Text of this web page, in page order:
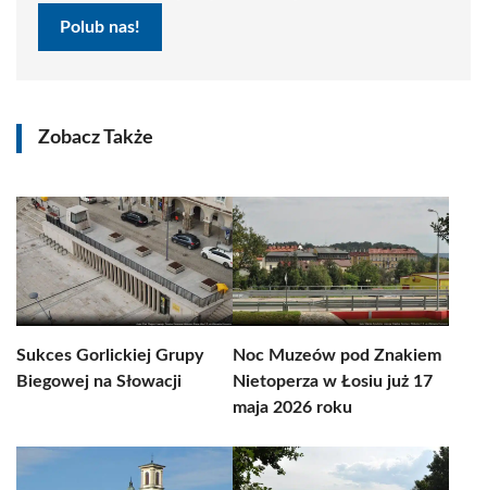
Polub nas!
Zobacz Także
Sukces Gorlickiej Grupy
Biegowej na Słowacji
Noc Muzeów pod Znakiem
Nietoperza w Łosiu już 17
maja 2026 roku